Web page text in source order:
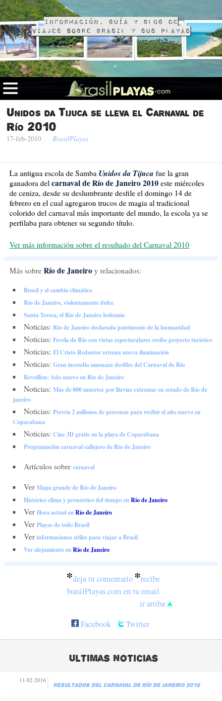
Información, guía y blog de
viajes sobre Brasil y sus playas
Unidos da Tijuca se lleva el Carnaval de
Río 2010
17-feb-2010 . BrasilPlayas
La antigua escola de Samba Unidos da Tijuca fue la gran
ganadora del carnaval de Río de Janeiro 2010este miércoles
de ceniza, desde su deslumbrante desfile el domingo 14 de
febrero en el cual agregaron trucos de magia al tradicional
colorido del carnaval más importante del mundo, la escola ya se
perfilaba para obtener su segundo título.
Ver más información sobre el resultado del Carnaval 2010
Más sobre Río de Janeiroy relacionados:
Brasil y el cambio climático
Río de Janeiro, violentamente dulce
Santa Teresa, el Río de Janeiro bohemio
Noticias: Río de Janeiro declarada patrimonio de la humanidad
Noticias: Favela de Río con vistas espectaculares recibe proyecto turístico
Noticias: El Cristo Redentor estrena nueva iluminación
Noticias: Gran incendio amenaza desfiles del Carnaval de Río
Reveillon: Año nuevo en Río de Janeiro
Noticias: Más de 800 muertos por lluvias extremas en estado de Río de
janeiro
Noticias: Prevén 2 millones de personas para recibir el año nuevo en
Copacabana
Noticias: Cine 3D gratis en la playa de Copacabana
Programación carnaval callejero de Río de Janeiro
Artículos sobre carnaval
Ver Mapa grande de Río de Janeiro
Histórico clima y pronóstico del tiempo en Río de Janeiro
Ver Hora actual en Río de Janeiro
Ver Playas de todo Brasil
Ver informaciones útiles para viajar a Brasil
Ver alojamiento en Río de Janeiro
*deja tu comentario*recibe
brasilPlayas.com en tu email
ir arriba
Facebook
Twitter
Ultimas noticias
11·02·2016
Resultados del Carnaval de Río de Janeiro 2016